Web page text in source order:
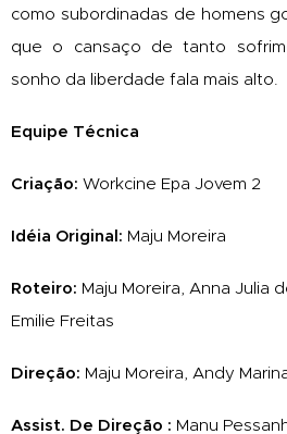
como subordinadas de homens
que o cansaço de tanto
sonho da liberdade fala mais alto.
Equipe Técnica
Criação: Workcine Epa Jovem 2
Idéia Original: Maju Moreira
Roteiro: Maju Moreira, Anna Julia
Emilie Freitas
Direção: Maju Moreira, Andy
Assist. De Direção : Manu